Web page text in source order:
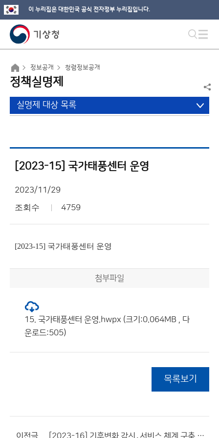
이 누리집은 대한민국 공식 전자정부 누리집입니다.
정보공개 청렴정보공개
정책실명제
실명제 대상 목록
[2023-15] 국가태풍센터 운영
2023/11/29
조회수 4759
[2023-15] 국가태풍센터 운영
첨부파일
15. 국가태풍센터 운영.hwpx (크기:0.064MB , 다
운로드:505)
목록보기
이전글 [2023-16] 기후변화 감시․서비스 체계 구축 및 운영